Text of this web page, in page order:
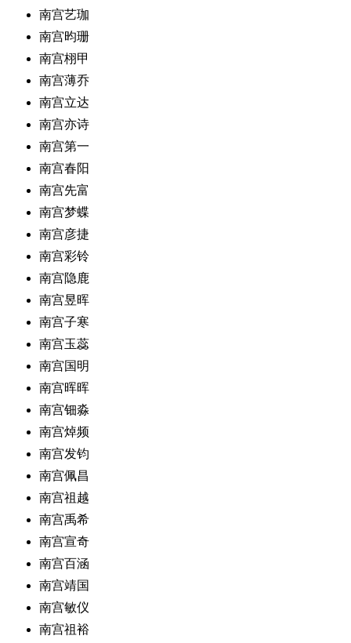
南宫艺珈
南宫昀珊
南宫栩甲
南宫薄乔
南宫立达
南宫亦诗
南宫第一
南宫春阳
南宫先富
南宫梦蝶
南宫彦捷
南宫彩铃
南宫隐鹿
南宫昱晖
南宫子寒
南宫玉蕊
南宫国明
南宫晖晖
南宫钿淼
南宫焯频
南宫发钧
南宫佩昌
南宫祖越
南宫禹希
南宫宣奇
南宫百涵
南宫靖国
南宫敏仪
南宫祖裕